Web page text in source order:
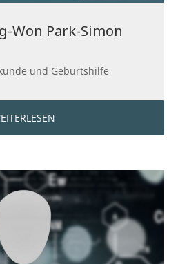
Won Park-Simon
und Geburtshilfe